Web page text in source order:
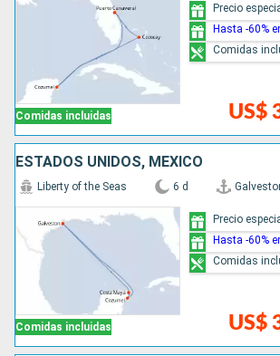
Comidas incluidas US$
Precio
Hasta -60%
Comidas
ESTADOS UNIDOS, MÉXICO
Comidas incluidas
Liberty of the Seas 6 d
US$
Precio
Hasta -60%
Comidas